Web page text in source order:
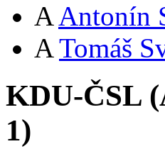
A Antonín
A Tomáš
KDU-ČSL (
1)